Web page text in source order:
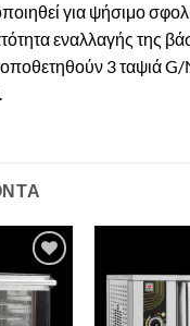
για ψήσιμο
εναλλαγής της
3 ταψιά G/
Πρόσθήκη